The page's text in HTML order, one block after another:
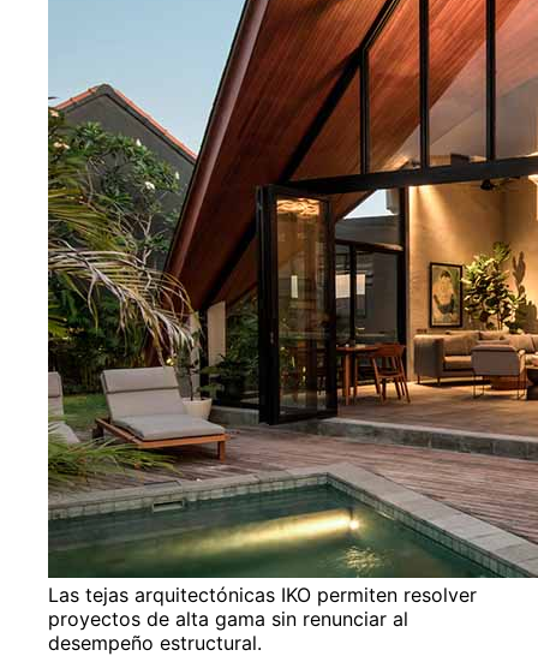
Las tejas arquitectónicas IKO permiten resolver
proyectos de alta gama sin renunciar al
desempeño estructural.